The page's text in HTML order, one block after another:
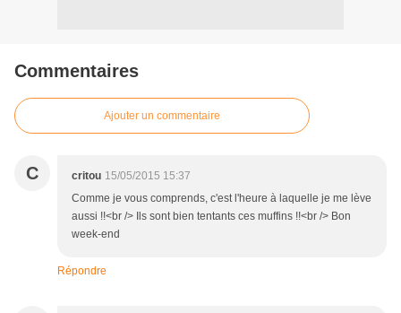
Commentaires
Ajouter un commentaire
C critou 15/05/2015 15:37
Comme je vous comprends, c'est l'heure à laquelle je me lève
aussi !!<br /> Ils sont bien tentants ces muffins !!<br /> Bon
week-end
Répondre